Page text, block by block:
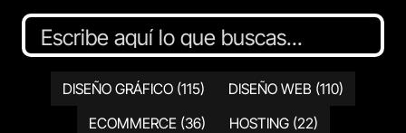
DISEÑO GRÁFICO (115) DISEÑO WEB (110)
ECOMMERCE (36) HOSTING (22)